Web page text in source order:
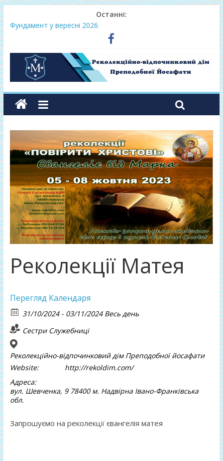
Останні:
Фундамент у вересні 2026
Одноденні реколекції «Таємниця Слова – від слухання до
Фундамент у грудні 2026
Lectio Divina – єв.Матея 2026
Нове життя в Христі – осінь 2026
Реколекції Матея
Перегляд Календаря
31/10/2024 - 03/11/2024 Весь день
Сестри Служебниці
Реколекційно-відпочинковий дім Преподобної йосафати
Website:
http://rekoldim.com/
Адреса:
вул. Шевченка, 9 78400 м. Надвірна Івано-Франківська
обл.
Запрошуємо на реколекції євангелія матея